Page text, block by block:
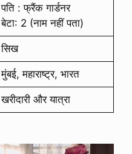
पति : फ्रैंक गार्डनर
बेटा: 2 (नाम नहीं पता)
सिख
मुंबई, महाराष्ट्र, भारत
खरीदारी और यात्रा